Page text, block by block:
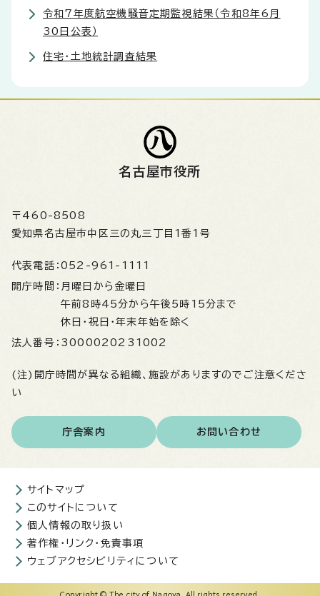
令和7年度航空機騒音定期監視結果（令和8年6月
30日公表）
住宅・土地統計調査結果
名古屋市役所
〒460-8508
愛知県名古屋市中区三の丸三丁目1番1号
代表電話： 052-961-1111
開庁時間： 月曜日から金曜日
午前8時45分から午後5時15分まで
休日・祝日・年末年始を除く
法人番号： 3000020231002
(注)開庁時間が異なる組織、施設がありますのでご注意くださ
い
庁舎案内 お問い合わせ
サイトマップ
このサイトについて
個人情報の取り扱い
著作権・リンク・免責事項
ウェブアクセシビリティについて